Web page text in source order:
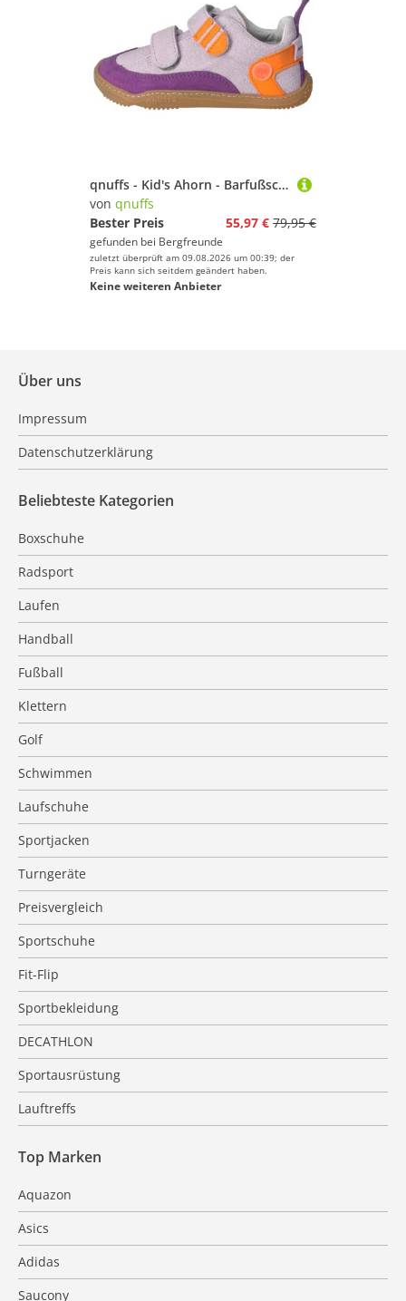
qnuffs - Kid's Ahorn - Barfußschuhe Gr 32 lila
von qnuffs
Bester Preis
55,97 € 79,95 €
gefunden bei Bergfreunde
zuletzt überprüft am 09.08.2026 um 00:39; der
Preis kann sich seitdem geändert haben.
Keine weiteren Anbieter
Über uns
Impressum
Datenschutzerklärung
Beliebteste Kategorien
Boxschuhe
Radsport
Laufen
Handball
Fußball
Klettern
Golf
Schwimmen
Laufschuhe
Sportjacken
Turngeräte
Preisvergleich
Sportschuhe
Fit-Flip
Sportbekleidung
DECATHLON
Sportausrüstung
Lauftreffs
Top Marken
Aquazon
Asics
Adidas
Saucony